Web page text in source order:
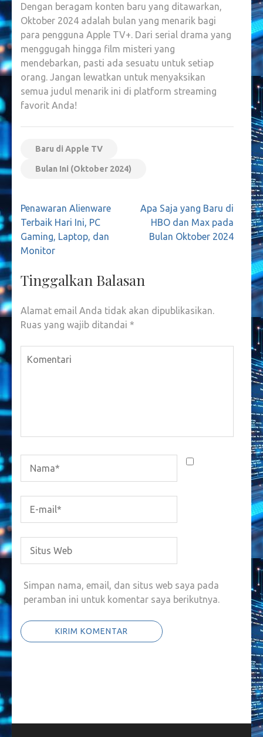
Dengan beragam konten baru yang ditawarkan,
Oktober 2024 adalah bulan yang menarik bagi
para pengguna Apple TV+. Dari serial drama yang
menggugah hingga film misteri yang
mendebarkan, pasti ada sesuatu untuk setiap
orang. Jangan lewatkan untuk menyaksikan
semua judul menarik ini di platform streaming
favorit Anda!
Baru di Apple TV
Bulan Ini (Oktober 2024)
Navigasi
pos
Penawaran Alienware
Terbaik Hari Ini, PC
Gaming, Laptop, dan
Monitor
Apa Saja yang Baru di
HBO dan Max pada
Bulan Oktober 2024
Tinggalkan Balasan
Alamat email Anda tidak akan dipublikasikan.
Ruas yang wajib ditandai *
Simpan nama, email, dan situs web saya pada
peramban ini untuk komentar saya berikutnya.